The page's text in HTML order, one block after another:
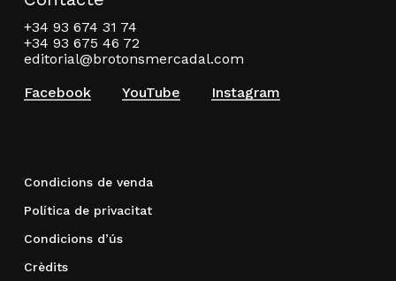
+34 93 674 31 74
+34 93 675 46 72
editorial@brotonsmercadal.com
Facebook
YouTube Instagram
Condicions de venda
Política de privacitat
Condicions d’ús
Crèdits